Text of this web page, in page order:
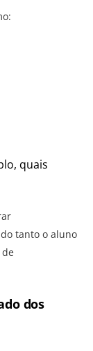
quais
tanto o aluno
dos